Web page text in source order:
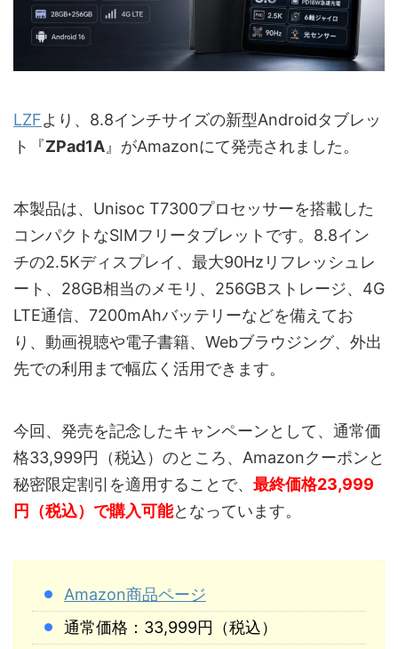
LZFより、8.8インチサイズの新型Androidタブレッ
ト『ZPad1A 』がAmazonにて発売されました。
本製品は、Unisoc T7300プロセッサーを搭載した
コンパクトなSIMフリータブレットです。8.8イン
チの2.5Kディスプレイ、最大90Hzリフレッシュレ
ート、28GB相当のメモリ、256GBストレージ、4G
LTE通信、7200mAhバッテリーなどを備えてお
り、動画視聴や電子書籍、Webブラウジング、外出
先での利用まで幅広く活用できます。
今回、発売を記念したキャンペーンとして、通常価
格33,999円（税込）のところ、Amazonクーポンと
秘密限定割引を適用することで、 最終価格23,999
円（税込）で購入可能となっています。
Amazon商品ページ
通常価格：33,999円（税込）